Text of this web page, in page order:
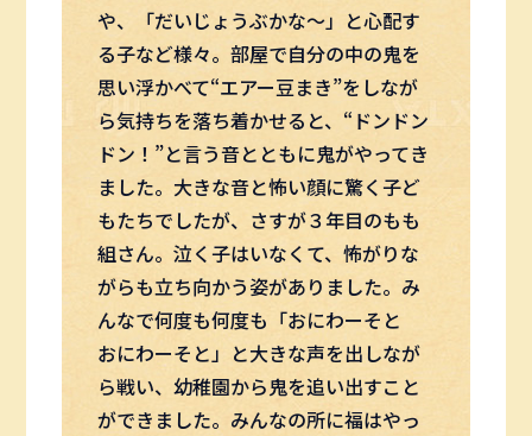
や、「だいじょうぶかな～」と心配す
る子など様々。部屋で自分の中の鬼を
思い浮かべて“エアー豆まき”をしなが
ら気持ちを落ち着かせると、“ドンドン
ドン！”と言う音とともに鬼がやってき
ました。大きな音と怖い顔に驚く子ど
もたちでしたが、さすが３年目のもも
組さん。泣く子はいなくて、怖がりな
がらも立ち向かう姿がありました。み
んなで何度も何度も「おにわーそと
おにわーそと」と大きな声を出しなが
ら戦い、幼稚園から鬼を追い出すこと
ができました。みんなの所に福はやっ